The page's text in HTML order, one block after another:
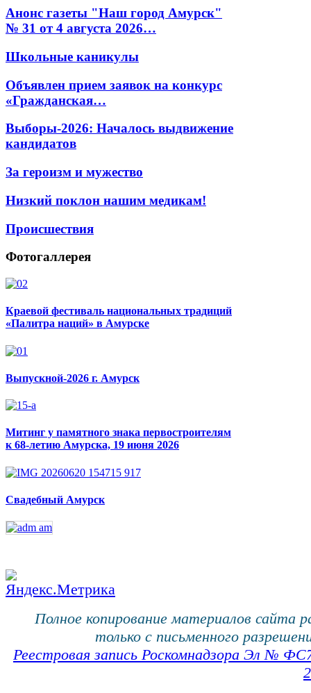
Анонс газеты "Наш город Амурск"
№ 31 от 4 августа 2026…
Школьные каникулы
Объявлен прием заявок на конкурс
«Гражданская…
Выборы-2026: Началось выдвижение
кандидатов
За героизм и мужество
Низкий поклон нашим медикам!
Происшествия
Фотогаллерея
Краевой фестиваль национальных традиций
«Палитра наций» в Амурске
Выпускной-2026 г. Амурск
Митинг у памятного знака первостроителям
к 68-летию Амурска, 19 июня 2026
Свадебный Амурск
Полное копирование материалов сайта
только с письменного
Реестровая запись Роскомнадзора Эл №